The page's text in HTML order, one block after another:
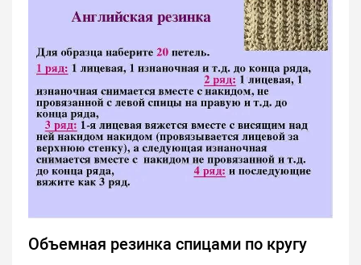
Объемная резинка спицами по кругу